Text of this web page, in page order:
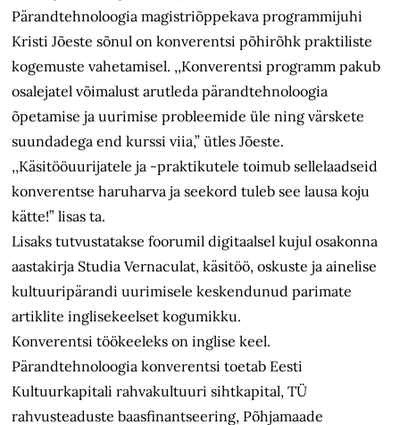
Pärandtehnoloogia magistriõppekava programmijuhi
Kristi Jõeste sõnul on konverentsi põhirõhk praktiliste
kogemuste vahetamisel. ,,Konverentsi programm pakub
osalejatel võimalust arutleda pärandtehnoloogia
õpetamise ja uurimise probleemide üle ning värskete
suundadega end kurssi viia,” ütles Jõeste.
,,Käsitööuurijatele ja -praktikutele toimub sellelaadseid
konverentse haruharva ja seekord tuleb see lausa koju
kätte!” lisas ta.
Lisaks tutvustatakse foorumil digitaalsel kujul osakonna
aastakirja Studia Vernaculat, käsitöö, oskuste ja ainelise
kultuuripärandi uurimisele keskendunud parimate
artiklite inglisekeelset kogumikku.
Konverentsi töökeeleks on inglise keel.
Pärandtehnoloogia konverentsi toetab Eesti
Kultuurkapitali rahvakultuuri sihtkapital, TÜ
rahvusteaduste baasfinantseering, Põhjamaade